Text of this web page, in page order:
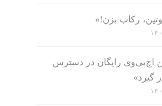
رکاب بزن!»
اچ‌پی‌وی رایگان در دسترس
گیرد»